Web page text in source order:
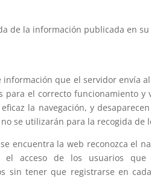
de la información publicada en
que el servidor envía
el correcto funcionamiento y
la navegación, y
se utilizarán para la recogida de
encuentra la web reconozca el
acceso de los usuarios
sin tener que registrarse en